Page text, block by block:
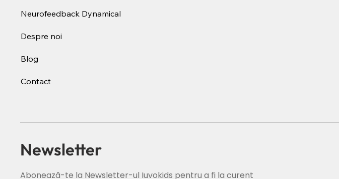
Newsletter
Abonează-te la Newsletter-ul Iuvokids pentru a fi la curent
Neurofeedback Dynamical
Despre noi
Blog
Contact